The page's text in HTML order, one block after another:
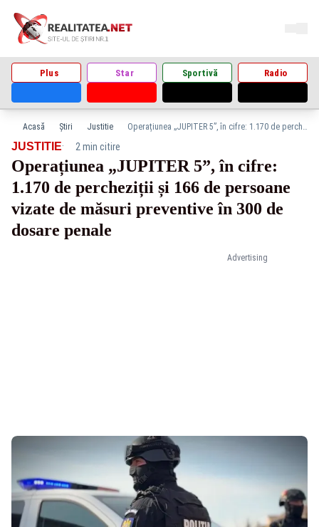
Plus Star Sportivă Radio
Acasă Știri Justitie Operațiunea „JUPITER 5”, în cifre: 1.170 de percheziții și 166 de persoane vizate de măsuri preventive în 300 de dosare penale
Advertising
JUSTITIE· 2 min citire
Operațiunea „JUPITER 5”, în cifre:
1.170 de percheziții și 166 de persoane
vizate de măsuri preventive în 300 de
dosare penale